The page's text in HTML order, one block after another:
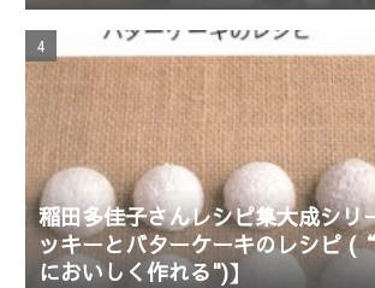
稲田多佳子さんレシピ集大成シリ
ッキーとバターケーキのレシピ
においしく作れる")】